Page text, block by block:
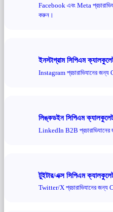
Facebook এবং Meta
করুন।
ইনস্টাগ্রাম সিপিএম
Instagram প্রচারাভিযানের
লিঙ্কডইন সিপিএম
LinkedIn B2B
টুইটার/এক্স সিপিএম
Twitter/X প্রচারাভিযানের জন্য